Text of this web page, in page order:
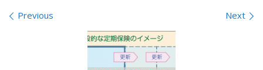
Images navigation
Previous Next